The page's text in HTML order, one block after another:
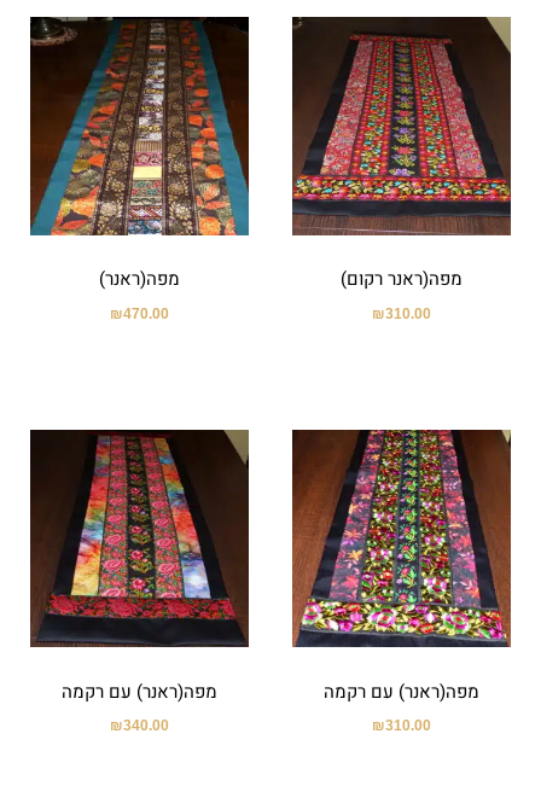
מפה(ראנר רקום)
₪310.00
מפה(ראנר)
₪470.00
מפה(ראנר) עם רקמה
₪310.00
מפה(ראנר) עם רקמה
₪340.00